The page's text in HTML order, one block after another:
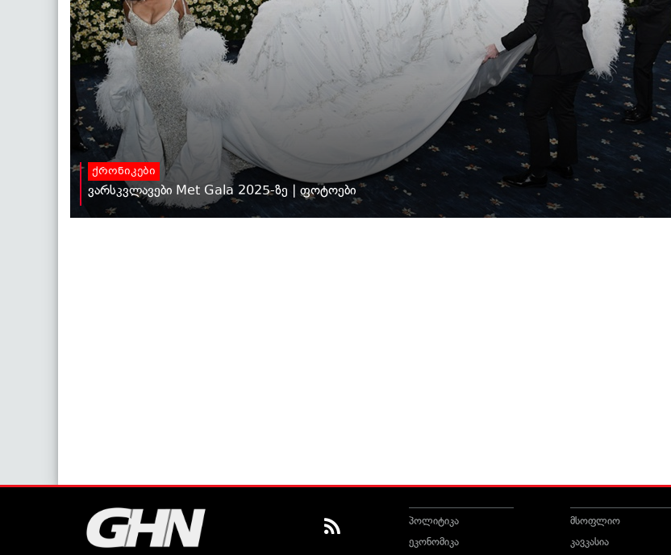
ქრონიკები
ვარსკვლავები Met Gala 2025-ზე | ფოტოები
პოლიტიკა
ეკონომიკა
მსოფლიო
კავკასია